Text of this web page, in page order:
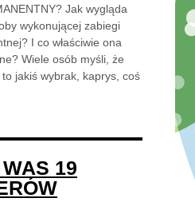
Jak wygląda
wykonującej zabiegi
I co właściwie ona
Wiele osób myśli, że
jakiś wybrak, kaprys, coś
19